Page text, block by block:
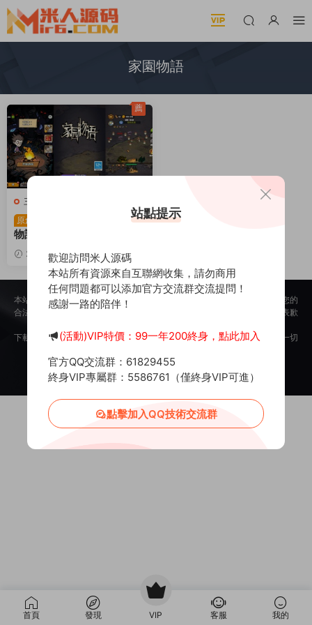
家園物語
三網H5小遊戲
原創
三網H5小遊戲【家園
物語】Win一鍵服務端+Linu
x手工服務端+視頻架設教程
2025-12-20 678 30
薦
本站所提供的内容均來自公開網絡收集、轉發、二次開發而來，若侵犯了您的
合法權益，請來信通知我們，我們會及時删除，給您帶來的不便，我們深表歉
下載用戶僅供學習交流，若使用商業用途，請購買正版授權，否則産生的一切
Copyright © 2012-2025 MiR6.COMAll Rights Reserved
投訴郵箱： Mail@Mir6.com 蜀ICP備2022016462号-2
首頁 發現 VIP 客服 我的
站點提示
歡迎訪問米人源碼
本站所有資源來自互聯網收集，請勿商用
任何問題都可以添加官方交流群交流提問！
感謝一路的陪伴！
(活動)VIP特價：99一年200終身，點此加入
官方QQ交流群：61829455
終身VIP專屬群：5586761（僅終身VIP可進）
點擊加入QQ技術交流群